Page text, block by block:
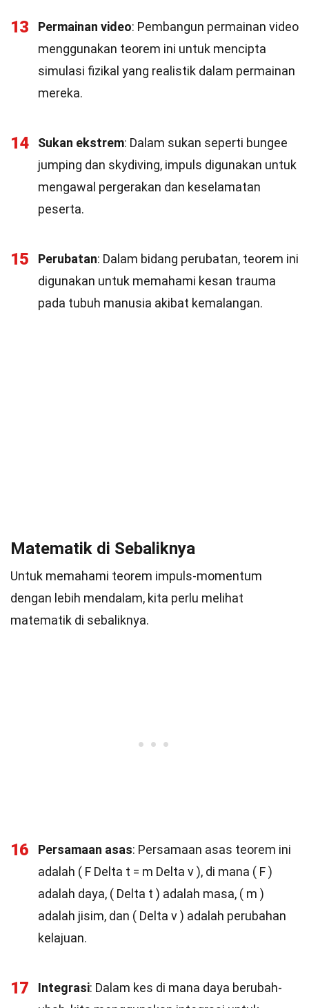
13 Permainan video: Pembangun permainan video
menggunakan teorem ini untuk mencipta
simulasi fizikal yang realistik dalam permainan
mereka.
14 Sukan ekstrem: Dalam sukan seperti bungee
jumping dan skydiving, impuls digunakan untuk
mengawal pergerakan dan keselamatan
peserta.
15 Perubatan: Dalam bidang perubatan, teorem ini
digunakan untuk memahami kesan trauma
pada tubuh manusia akibat kemalangan.
Matematik di Sebaliknya
Untuk memahami teorem impuls-momentum
dengan lebih mendalam, kita perlu melihat
matematik di sebaliknya.
16 Persamaan asas: Persamaan asas teorem ini
adalah ( F Delta t = m Delta v ), di mana ( F )
adalah daya, ( Delta t ) adalah masa, ( m )
adalah jisim, dan ( Delta v ) adalah perubahan
kelajuan.
17 Integrasi: Dalam kes di mana daya berubah-